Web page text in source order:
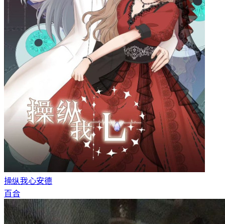
操纵我心安德
百合